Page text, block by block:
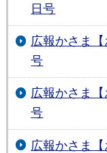
日号
広報かさま
号
広報かさま
号
広報かさま